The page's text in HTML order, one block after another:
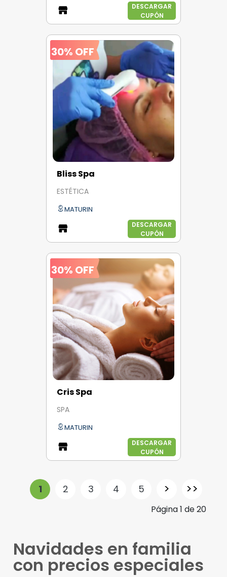
DESCARGAR
CUPÓN
30% OFF
Bliss Spa
ESTÉTICA
MATURIN
DESCARGAR
CUPÓN
30% OFF
Cris Spa
SPA
MATURIN
DESCARGAR
CUPÓN
1 2 3 4 5 > >>
Página1 de20
Navidades en familia
con precios especiales